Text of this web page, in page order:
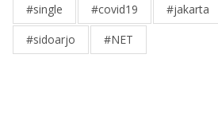
#single
#covid19 #jakarta
#sidoarjo
#NET